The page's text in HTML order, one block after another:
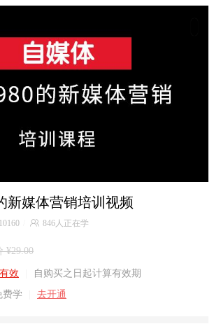
新媒体营销培训视频
 846人正在学
¥29.00
效 自购买之日起计算有效期
费学 去开通